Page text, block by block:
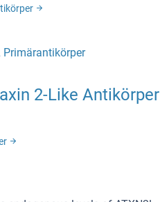
Primärantikörper
2-Like Antikörper